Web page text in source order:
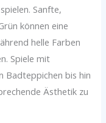
Sanfte,
können eine
helle Farben
Spiele mit
Badteppichen bis hin
Ästhetik zu